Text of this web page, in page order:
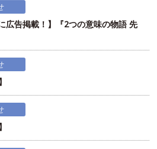
広告掲載！】『2つの意味の物語 先